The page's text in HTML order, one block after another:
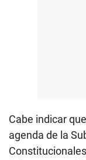
Cabe indicar
agenda de la